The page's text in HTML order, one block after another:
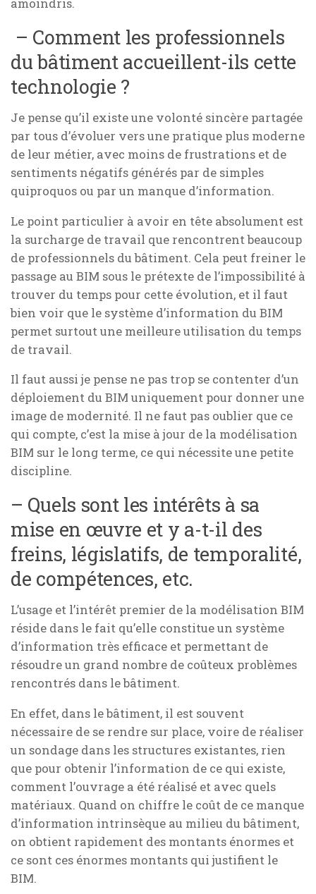
amoindris.
– Comment les professionnels
du bâtiment accueillent-ils cette
technologie ?
Je pense qu’il existe une volonté sincère partagée
par tous d’évoluer vers une pratique plus moderne
de leur métier, avec moins de frustrations et de
sentiments négatifs générés par de simples
quiproquos ou par un manque d’information.
Le point particulier à avoir en tête absolument est
la surcharge de travail que rencontrent beaucoup
de professionnels du bâtiment. Cela peut freiner le
passage au BIM sous le prétexte de l’impossibilité à
trouver du temps pour cette évolution, et il faut
bien voir que le système d’information du BIM
permet surtout une meilleure utilisation du temps
de travail.
Il faut aussi je pense ne pas trop se contenter d’un
déploiement du BIM uniquement pour donner une
image de modernité. Il ne faut pas oublier que ce
qui compte, c’est la mise à jour de la modélisation
BIM sur le long terme, ce qui nécessite une petite
discipline.
– Quels sont les intérêts à sa
mise en œuvre et y a-t-il des
freins, législatifs, de temporalité,
de compétences, etc.
L’usage et l’intérêt premier de la modélisation BIM
réside dans le fait qu’elle constitue un système
d’information très efficace et permettant de
résoudre un grand nombre de coûteux problèmes
rencontrés dans le bâtiment.
En effet, dans le bâtiment, il est souvent
nécessaire de se rendre sur place, voire de réaliser
un sondage dans les structures existantes, rien
que pour obtenir l’information de ce qui existe,
comment l’ouvrage a été réalisé et avec quels
matériaux. Quand on chiffre le coût de ce manque
d’information intrinsèque au milieu du bâtiment,
on obtient rapidement des montants énormes et
ce sont ces énormes montants qui justifient le
BIM.